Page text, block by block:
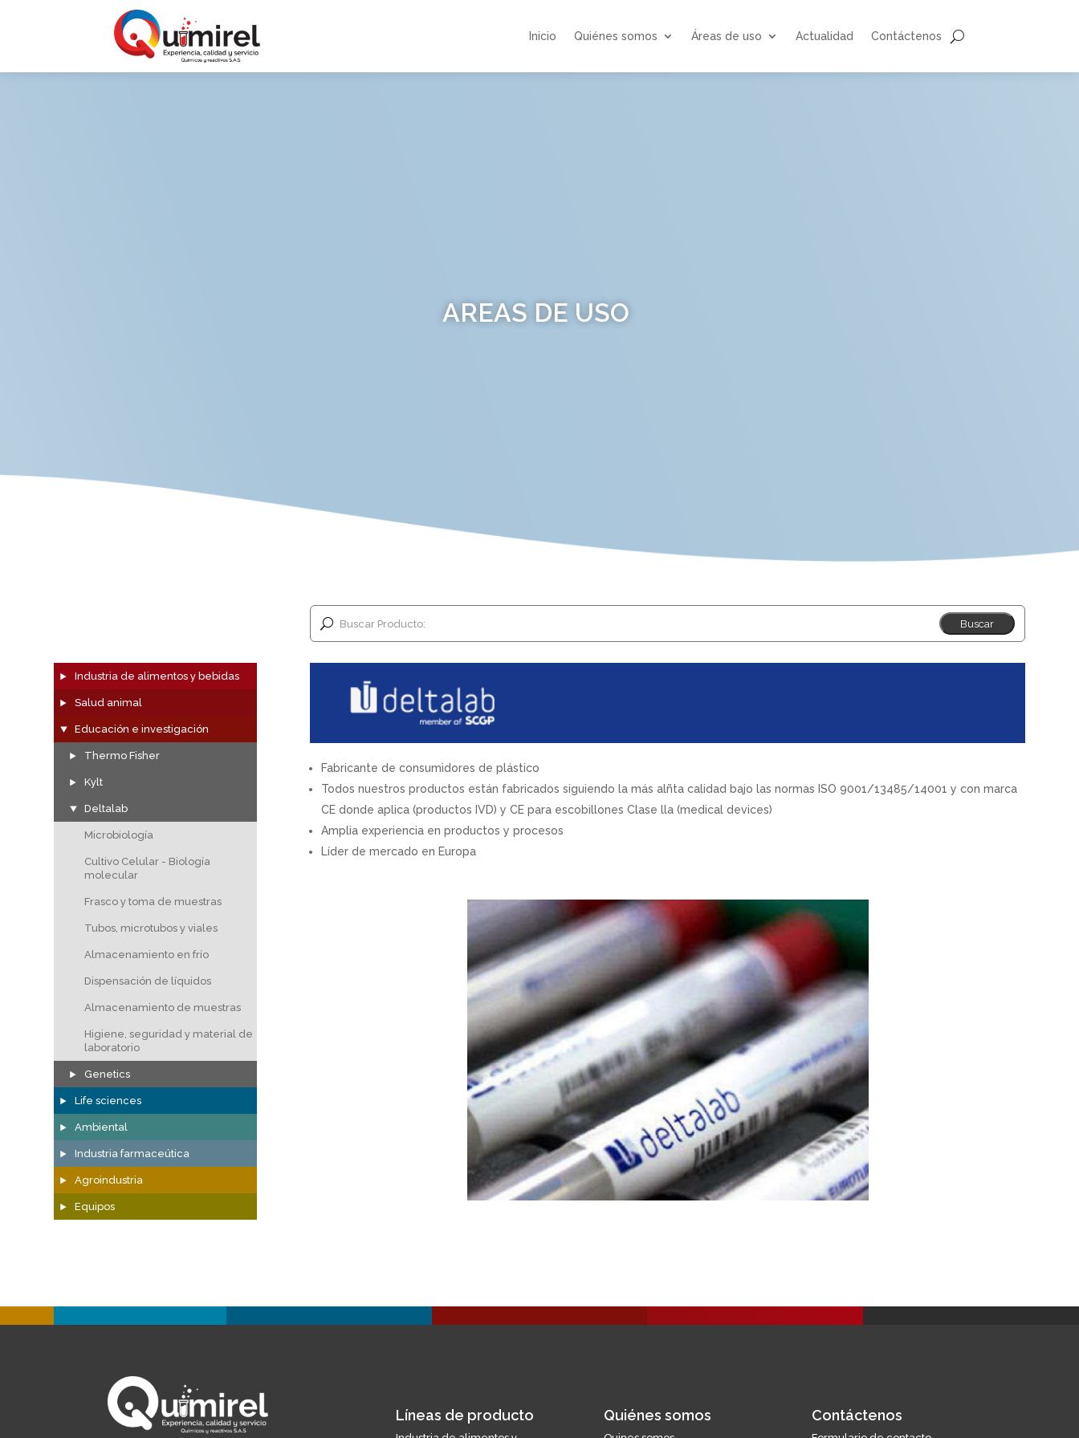
Inicio Quiénes somos Áreas de uso Actualidad Contáctenos
AREAS DE USO
Buscar Producto:
Industria de alimentos y bebidas
Salud animal
Educación e investigación
Thermo Fisher
Kylt
Deltalab
Microbiología
Cultivo Celular - Biología
molecular
Frasco y toma de muestras
Tubos, microtubos y viales
Almacenamiento en frío
Dispensación de líquidos
Almacenamiento de muestras
Higiene, seguridad y material de
laboratorio
Genetics
Life sciences
Ambiental
Industria farmaceútica
Agroindustria
Equipos
Fabricante de consumidores de plástico
Todos nuestros productos están fabricados siguiendo la más alñta calidad bajo las normas ISO 9001/13485/14001 y con marca
CE donde aplica (productos IVD) y CE para escobillones Clase lla (medical devices)
Amplia experiencia en productos y procesos
Líder de mercado en Europa
Líneas de producto Quiénes somos Contáctenos